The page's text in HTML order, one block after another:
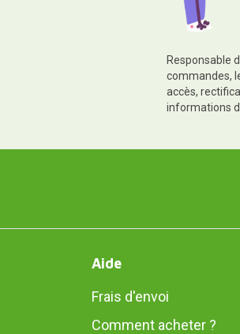
Responsable
commandes,
accès,
informations
Aide
Frais d'envoi
Comment acheter ?